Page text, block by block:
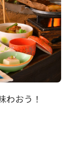
わおう！